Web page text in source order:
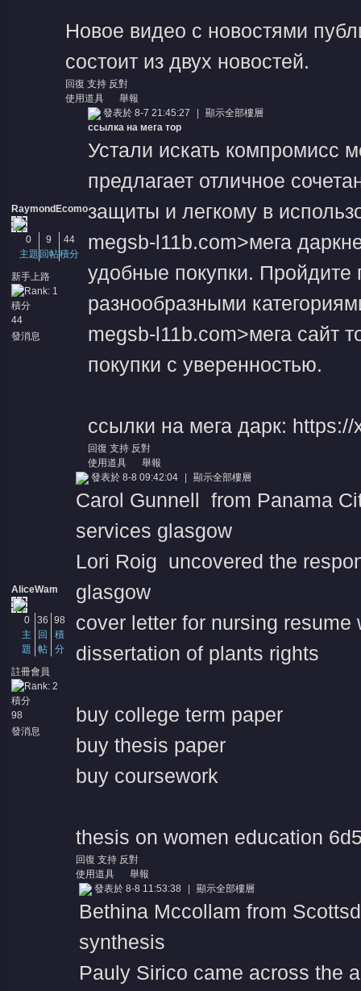
Новое видео с новостями
состоит из двух новостей.
回復 支持 反對
使用道具
舉報
RaymondEcomo
0
主題
9
回帖
44
積分
新手上路
積分
44
發消息
發表於 8-7 21:45:27
顯示全部樓層
ссылка на мега тор
Устали искать компромисс
предлагает отличное
защиты и легкому в
megsb-l11b.com>мега
удобные покупки. Пройдите
разнообразными
megsb-l11b.com>мега сайт
покупки с уверенностью.
ссылки на мега дарк:
回復 支持 反對
使用道具
舉報
AliceWam
0
主
題
36
回
帖
98
積
分
註冊會員
積分
98
發消息
發表於 8-8 09:42:04 顯示全部樓層
Carol Gunnell from Panama
services glasgow
Lori Roig uncovered the
glasgow
cover letter for nursing resume
dissertation of plants rights
buy college term paper
buy thesis paper
buy coursework
thesis on women education
回復 支持 反對
使用道具
舉報
發表於 8-8 11:53:38 顯示全部樓層
Bethina Mccollam from
synthesis
Pauly Sirico came across the